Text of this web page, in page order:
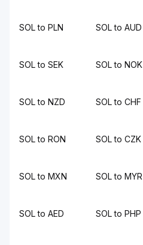
SOL to PLN SOL to AUD
SOL to SEK SOL to NOK
SOL to NZD SOL to CHF
SOL to RON SOL to CZK
SOL to MXN SOL to MYR
SOL to AED SOL to PHP